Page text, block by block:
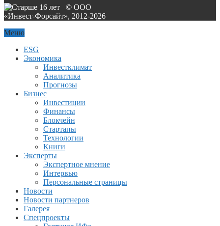
© ООО
«Инвест-Форсайт», 2012-2026
Меню
ESG
Экономика
Инвестклимат
Аналитика
Прогнозы
Бизнес
Инвестиции
Финансы
Блокчейн
Стартапы
Технологии
Книги
Эксперты
Экспертное мнение
Интервью
Персональные страницы
Новости
Новости партнеров
Галерея
Спецпроекты